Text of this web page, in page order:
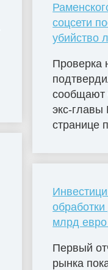
соцсети
убийство
Проверка
сообщают
экс-главы
странице
млрд евро
Первый
рынка